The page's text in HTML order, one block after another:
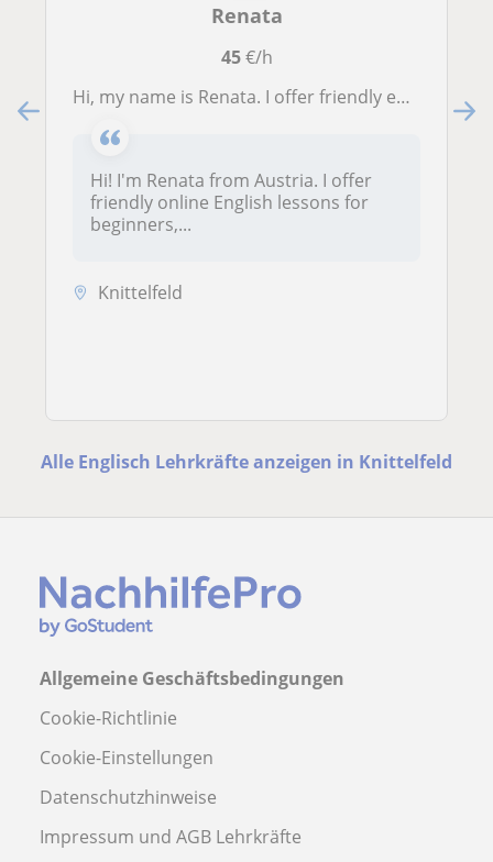
Renata
45€/h
Hi, my name is Renata. I offer friendly english lessons to all ages.
Hi! I'm Renata from Austria. I offer
friendly online English lessons for
beginners,...
Knittelfeld
Alle Englisch Lehrkräfte anzeigen in Knittelfeld
Allgemeine Geschäftsbedingungen
Cookie-Richtlinie
Cookie-Einstellungen
Datenschutzhinweise
Impressum und AGB Lehrkräfte